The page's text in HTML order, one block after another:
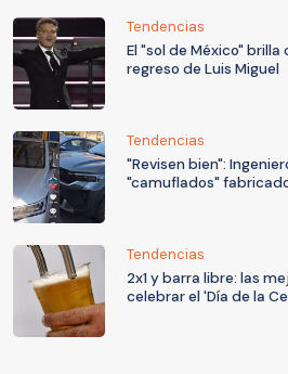
Tendencias
El "sol de México" brilla
regreso de Luis Miguel
Tendencias
"Revisen bien":
"camuflados"
Tendencias
2x1 y barra libre: las
celebrar el 'Día de la